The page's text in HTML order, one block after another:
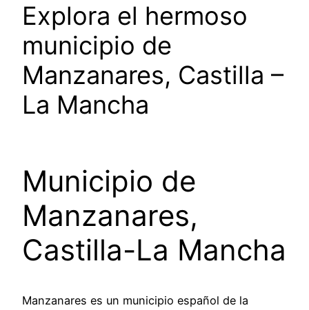
Explora el hermoso
municipio de
Manzanares, Castilla –
La Mancha
Municipio de
Manzanares,
Castilla-La Mancha
Manzanares es un municipio español de la